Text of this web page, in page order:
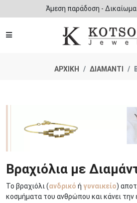
Άμεση παράδοση -
ΑΡΧΙΚΗ ΔΙΑΜΑΝΤΙ
Βραχιόλια με
Το βραχιόλι (ανδρικό ή γυναικείο)
κοσμήματα του ανθρώπου και κάνει την